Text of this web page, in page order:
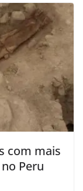
com mais
Peru